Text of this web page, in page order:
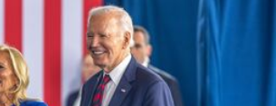
Подписывайся на нас в Telegram